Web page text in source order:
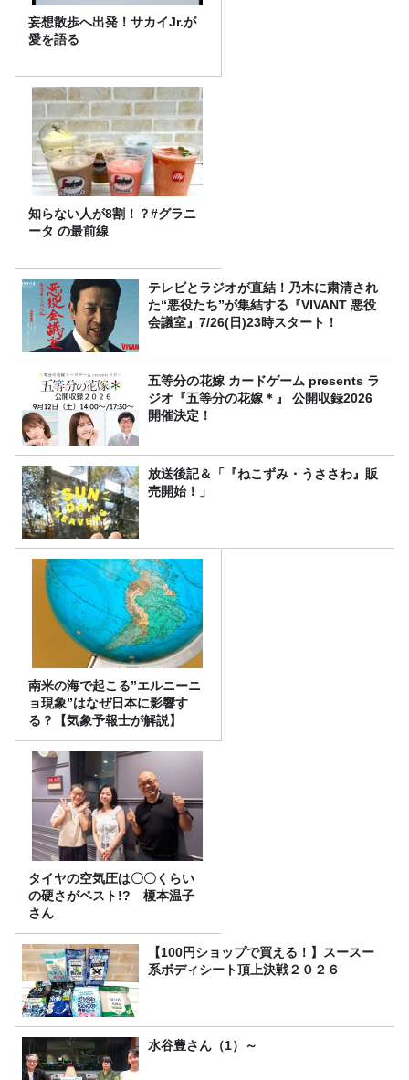
妄想散歩へ出発！サカイJr.が
愛を語る
知らない人が8割！？#グラニ
ータ の最前線
テレビとラジオが直結！乃木に粛清され
た“悪役たち”が集結する『VIVANT 悪役
会議室』7/26(日)23時スタート！
五等分の花嫁 カードゲーム presents ラ
ジオ『五等分の花嫁＊』 公開収録2026
開催決定！
放送後記＆「『ねこずみ・うささわ』販
売開始！」
南米の海で起こる”エルニーニ
ョ現象”はなぜ日本に影響す
る？【気象予報士が解説】
タイヤの空気圧は〇〇くらい
の硬さがベスト!? 榎本温子
さん
【100円ショップで買える！】スースー
系ボディシート頂上決戦２０２６
水谷豊さん（1）～